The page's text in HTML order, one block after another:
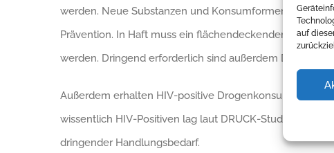
auf
werden. Neue Substanzen und Konsumformen
Prävention. In Haft muss ein flächendeckender Zugang
werden. Dringend erforderlich sind außerdem
Außerdem erhalten HIV-positive
wissentlich HIV-Positiven lag laut DRUCK-Studie des RKI
dringender Handlungsbedarf.